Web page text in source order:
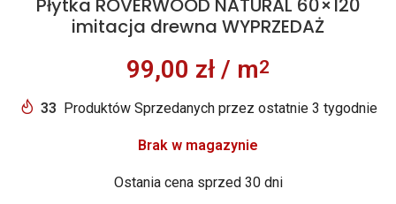
Płytka ROVERWOOD NATURAL 60×120
imitacja drewna WYPRZEDAŻ
99,00 zł / m2
33 Produktów Sprzedanych przez ostatnie 3 tygodnie
Brak w magazynie
Ostania cena sprzed 30 dni